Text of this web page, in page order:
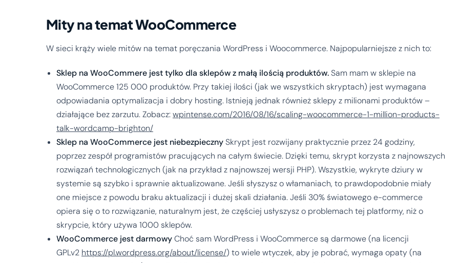
Mity na temat WooCommerce
W sieci krąży wiele mitów na temat poręczania WordPress i Woocommerce. Najpopularniejsze z nich to:
Sklep na WooCommere jest tylko dla sklepów z małą ilością produktów.Sam mam w sklepie na
WooCommerce 125 000 produktów. Przy takiej ilości (jak we wszystkich skryptach) jest wymagana
odpowiadania optymalizacja i dobry hosting. Istnieją jednak również sklepy z milionami produktów –
działające bez zarzutu. Zobacz:wpintense.com/2016/08/16/scaling-woocommerce-1-million-products-
talk-wordcamp-brighton/
Sklep na WooCommerce jest niebezpiecznySkrypt jest rozwijany praktycznie przez 24 godziny,
poprzez zespół programistów pracujących na całym świecie. Dzięki temu, skrypt korzysta z najnowszych
rozwiązań technologicznych (jak na przykład z najnowszej wersji PHP). Wszystkie, wykryte dziury w
systemie są szybko i sprawnie aktualizowane. Jeśli słyszysz o włamaniach, to prawdopodobnie miały
one miejsce z powodu braku aktualizacji i dużej skali działania. Jeśli 30% światowego e-commerce
opiera się o to rozwiązanie, naturalnym jest, że częściej usłyszysz o problemach tej platformy, niż o
skrypcie, który używa 1000 sklepów.
WooCommerce jest darmowyChoć sam WordPress i WooCommerce są darmowe (na licencji
GPLv2 https://pl.wordpress.org/about/license/) to wiele wtyczek, aby je pobrać, wymaga opaty (na